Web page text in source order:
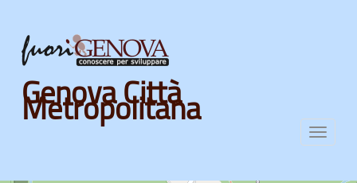
Skip
main
content
Genova Città
Metropolitana